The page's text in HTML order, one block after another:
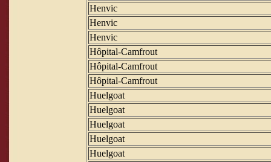
Henvic
Henvic
Henvic
Hôpital-Camfrout
Hôpital-Camfrout
Hôpital-Camfrout
Huelgoat
Huelgoat
Huelgoat
Huelgoat
Huelgoat